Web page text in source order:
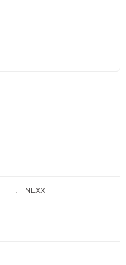
NEXX